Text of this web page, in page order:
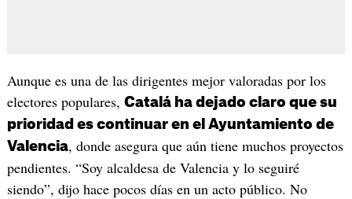
Aunque es una de las dirigentes mejor valoradas por los
electores populares, Catalá ha dejado claro que su
prioridad es continuar en el Ayuntamiento de
Valencia, donde asegura que aún tiene muchos proyectos
pendientes. “Soy alcaldesa de Valencia y lo seguiré
siendo”, dijo hace pocos días en un acto público. No